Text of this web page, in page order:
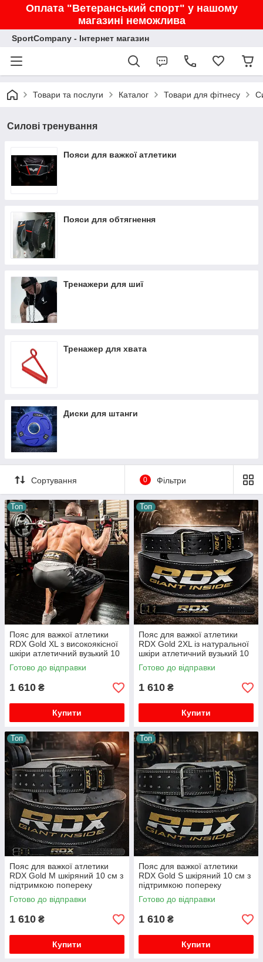
Оплата "Ветеранський спорт" у нашому
магазині неможлива
SportCompany - Інтернет магазин
Товари та послуги Каталог Товари для фітнесу
Силові тренування
Пояси для важкої атлетики
Пояси для обтягнення
Тренажери для шиї
Тренажер для хвата
Диски для штанги
Сортування 0 Фільтри
Топ
Пояс для важкої атлетики
RDX Gold XL з високоякісної
шкіри атлетичний вузький 10
см
Готово до відправки
1 610 ₴
Купити
Топ
Пояс для важкої атлетики
RDX Gold 2XL із натуральної
шкіри атлетичний вузький 10
см
Готово до відправки
1 610 ₴
Купити
Топ
Пояс для важкої атлетики
RDX Gold M шкіряний 10 см з
підтримкою попереку
подвійна пряжка
Готово до відправки
1 610 ₴
Купити
Топ
Пояс для важкої атлетики
RDX Gold S шкіряний 10 см з
підтримкою попереку
подвійна пряжка
Готово до відправки
1 610 ₴
Купити